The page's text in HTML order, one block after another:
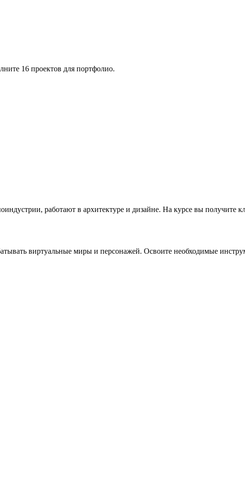
16 проектов для портфолио.
работают в архитектуре и дизайне. На курсе вы получите
виртуальные миры и персонажей. Освоите необходимые